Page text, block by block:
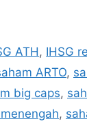
ATH, IHSG
ARTO,
big caps,
,